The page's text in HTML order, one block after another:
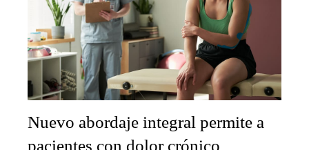
Nuevo abordaje integral permite a
pacientes con dolor crónico